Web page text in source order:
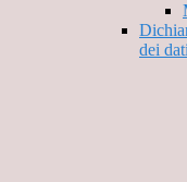
dei dati